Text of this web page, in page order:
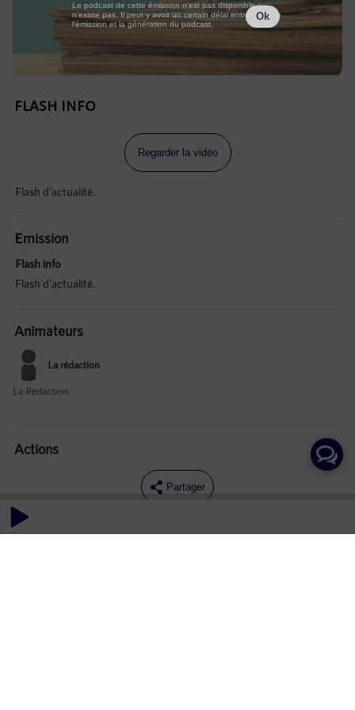
FLASH INFO
Regarder la vidéo
Flash d'actualité.
Emission
Flash info
Flash d'actualité.
Animateurs
La rédaction
La Rédaction
Actions
Partager
Commentaires
Le podcast de cette émission n'est pas disponible ou
n'existe pas. Il peut y avoir un certain délai entre la fin de
l'émission et la génération du podcast.
Ok